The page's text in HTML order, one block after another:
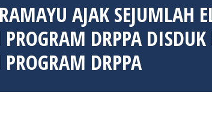
AJAK SEJUMLAH
DRPPA
DRPPA